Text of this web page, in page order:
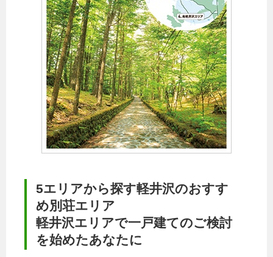
5エリアから探す軽井沢のおすす
め別荘エリア
軽井沢エリアで一戸建てのご検討
を始めたあなたに